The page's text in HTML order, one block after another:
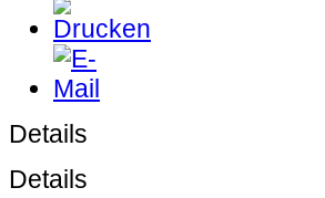
Details
Details